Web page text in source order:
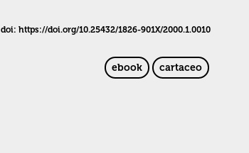
doi: https://doi.org/10.25432/1826-901X/2000.1.0010
cartaceo
ebook